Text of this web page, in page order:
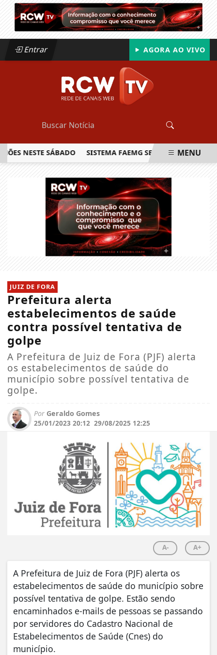
Entrar AGORA AO VIVO
NESTE SÁBADO SISTEMA FAEMG SENAR LANÇA OMENU
JUIZ DE FORA
Prefeitura alerta
estabelecimentos de saúde
contra possível tentativa de
golpe
A Prefeitura de Juiz de Fora (PJF) alerta
os estabelecimentos de saúde do
município sobre possível tentativa de
golpe.
Por Geraldo Gomes
25/01/2023 20:12 29/08/2025 12:25
A- A+
A Prefeitura de Juiz de Fora (PJF) alerta os
estabelecimentos de saúde do município sobre
possível tentativa de golpe. Estão sendo
encaminhados e-mails de pessoas se passando
por servidores do Cadastro Nacional de
Estabelecimentos de Saúde (Cnes) do
município.